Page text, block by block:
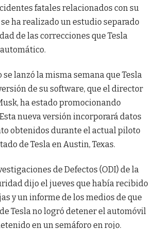
fatales relacionados con su
ha realizado un estudio separado
de las correcciones que Tesla
se lanzó la misma semana que Tesla
de su software, que el director
ha estado promocionando
nueva versión incorporará datos
obtenidos durante el actual piloto
de Tesla en Austin, Texas.
de Defectos (ODI) de la
dijo el jueves que había recibido
y un informe de los medios de que
Tesla no logró detener el automóvil
en un semáforo en rojo.